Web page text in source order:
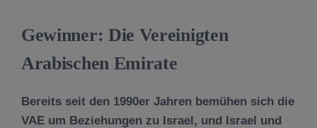
Gewinner: Die Vereinigten
Arabischen Emirate
Bereits seit den 1990er Jahren bemühen sich die
VAE um Beziehungen zu Israel, und Israel und